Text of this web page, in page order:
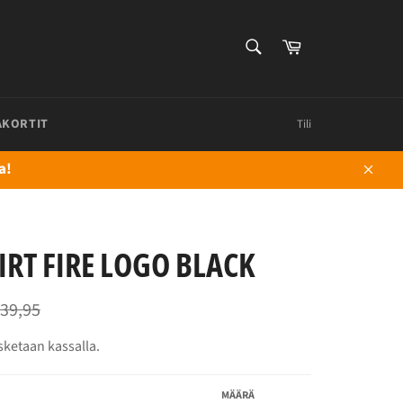
Ostoskori
Tili
Sulje
FIRE LOGO BLACK
kassalla.
MÄÄRÄ